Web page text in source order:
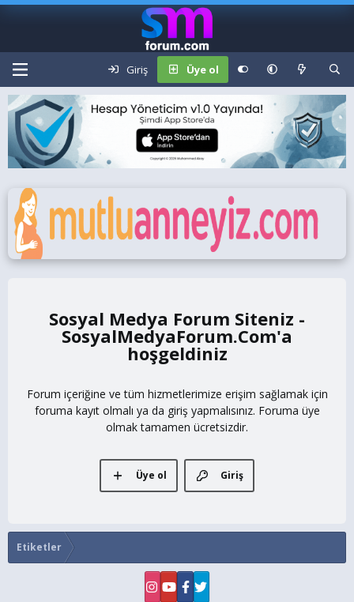
Giriş Üye ol
Sosyal Medya Forum Siteniz -
SosyalMedyaForum.Com
Forum içeriğine ve tüm hizmetlerimize erişim sağlamak için
foruma kayıt olmalı ya da giriş yapmalısınız. Foruma üye
olmak tamamen ücretsizdir.
Giriş
Üye ol
Etiketler